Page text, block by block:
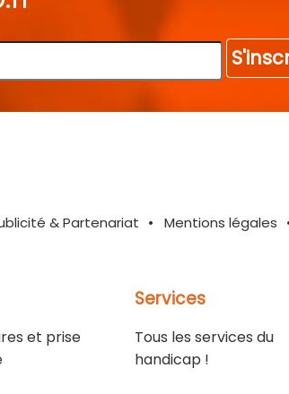
& Partenariat Mentions légales
et prise
Services
Tous les services du
handicap !